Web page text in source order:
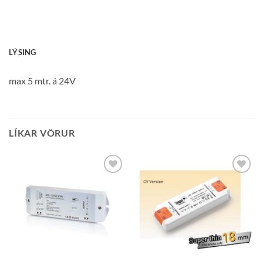
LÝSING
max 5 mtr. á 24V
LÍKAR VÖRUR
óskalista
óskalista